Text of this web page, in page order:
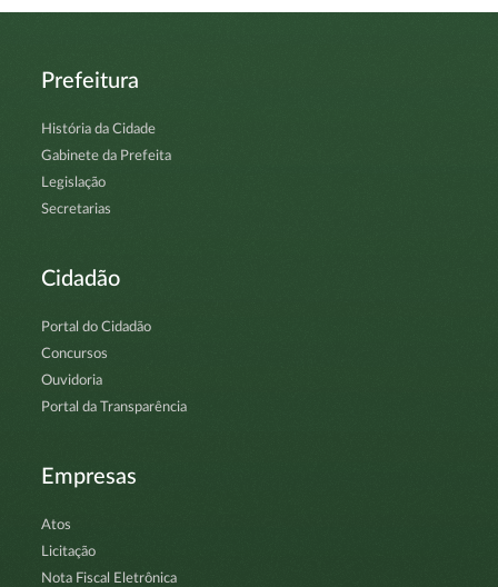
Prefeitura
História da Cidade
Gabinete da Prefeita
Legislação
Secretarias
Cidadão
Portal do Cidadão
Concursos
Ouvidoria
Portal da Transparência
Empresas
Atos
Licitação
Nota Fiscal Eletrônica